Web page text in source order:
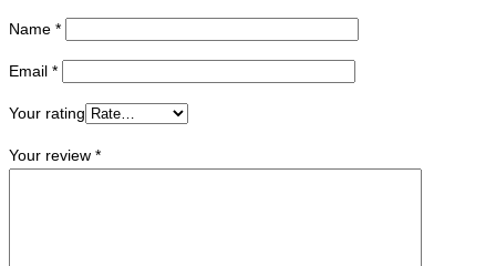
Name *
Email *
Your rating
Your review *